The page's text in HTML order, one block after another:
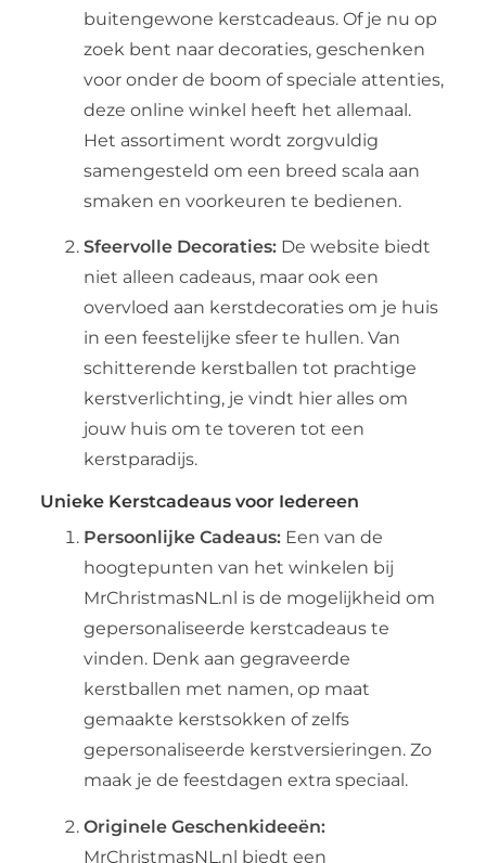
buitengewone kerstcadeaus. Of je nu op
zoek bent naar decoraties, geschenken
voor onder de boom of speciale attenties,
deze online winkel heeft het allemaal.
Het assortiment wordt zorgvuldig
samengesteld om een breed scala aan
smaken en voorkeuren te bedienen.
Sfeervolle Decoraties:De website biedt
niet alleen cadeaus, maar ook een
overvloed aan kerstdecoraties om je huis
in een feestelijke sfeer te hullen. Van
schitterende kerstballen tot prachtige
kerstverlichting, je vindt hier alles om
jouw huis om te toveren tot een
kerstparadijs.
Unieke Kerstcadeaus voor Iedereen
Persoonlijke Cadeaus:Een van de
hoogtepunten van het winkelen bij
MrChristmasNL.nl is de mogelijkheid om
gepersonaliseerde kerstcadeaus te
vinden. Denk aan gegraveerde
kerstballen met namen, op maat
gemaakte kerstsokken of zelfs
gepersonaliseerde kerstversieringen. Zo
maak je de feestdagen extra speciaal.
Originele Geschenkideeën:
MrChristmasNL.nl biedt een